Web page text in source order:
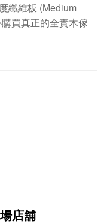
纖維板 (Medium
買真正的全實木傢
店舖